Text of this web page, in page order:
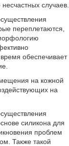
случаев.
переплетаются,
обеспечивает
на кожной
на
силикона для
проблем
Также такой